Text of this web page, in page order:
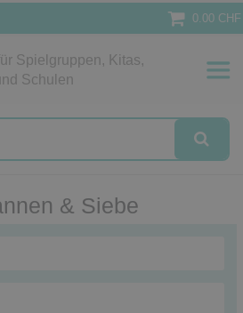
0.00 CHF
Spielgruppen, Kitas,
Schulen
& Siebe